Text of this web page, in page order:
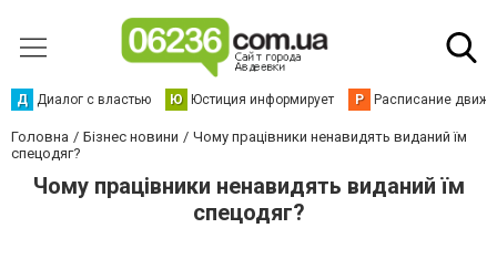
Д Диалог с властью Ю Юстиция информирует Р Расписание
Головна Бізнес новини
Чому працівники ненавидять виданий їм
спецодяг?
Чому працівники ненавидять виданий їм
спецодяг?